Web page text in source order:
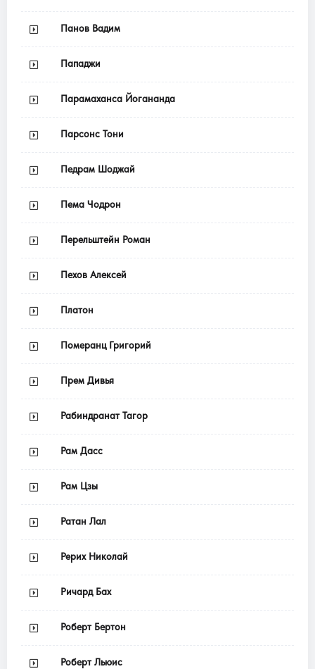
Панов Вадим
Пападжи
Парамаханса Йогананда
Парсонс Тони
Педрам Шоджай
Пема Чодрон
Перельштейн Роман
Пехов Алексей
Платон
Померанц Григорий
Прем Дивья
Рабиндранат Тагор
Рам Дасс
Рам Цзы
Ратан Лал
Рерих Николай
Ричард Бах
Роберт Бертон
Роберт Льюис